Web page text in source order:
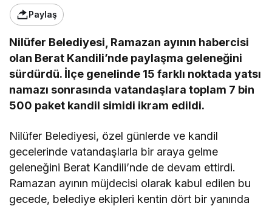
Paylaş
Nilüfer Belediyesi, Ramazan ayının habercisi
olan Berat Kandili’nde paylaşma geleneğini
sürdürdü. İlçe genelinde 15 farklı noktada yatsı
namazı sonrasında vatandaşlara toplam 7 bin
500 paket kandil simidi ikram edildi.
Nilüfer Belediyesi, özel günlerde ve kandil
gecelerinde vatandaşlarla bir araya gelme
geleneğini Berat Kandili’nde de devam ettirdi.
Ramazan ayının müjdecisi olarak kabul edilen bu
gecede, belediye ekipleri kentin dört bir yanında